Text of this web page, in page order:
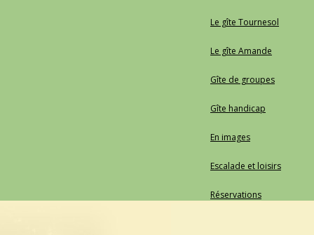
Le gîte Tournesol
Le gîte Amande
Gîte de groupes
Gîte handicap
En images
Escalade et loisirs
Réservations